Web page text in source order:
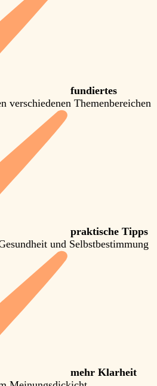
fundiertes
verschiedenen Themenbereichen
praktische Tipps
und Selbstbestimmung
mehr Klarheit